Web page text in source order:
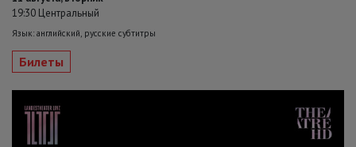
19:30 Центральный
Язык: английский, русские субтитры
Билеты